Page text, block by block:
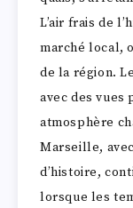
L’air frais de
marché local,
de la région.
avec des vues
atmosphère
Marseille,
d’histoire,
lorsque les